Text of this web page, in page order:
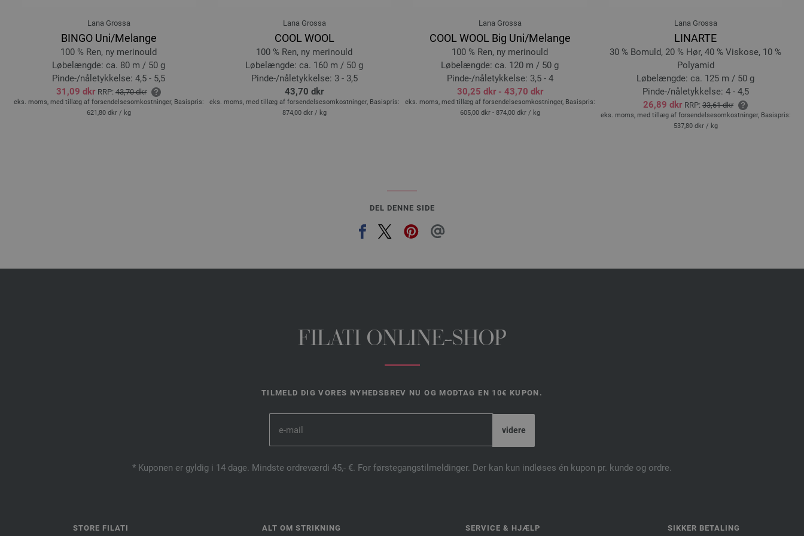
063-olivengrøn | EAN: 4033493227667
064-grangrøn | EAN: 4033493227674
065-brun | EAN: 4033493227681
066-grafit | EAN: 4033493227698
067-akvamarin | EAN: 4033493227704
068-blålilla | EAN: 4033493227711
123-lys turkis | EAN: 4033493397438
124-petrol blå | EAN: 4033493397445
125-apricot | EAN: 4033493397452
126-orkidélila | EAN: 4033493397469
127-blegrosa | EAN: 4033493397476
Lana Grossa
BINGO Uni/Melange
100 % Ren, ny merinould
Løbelængde: ca. 80 m / 50 g
Pinde-/nåletykkelse: 4,5 - 5,5
31,09 dkr RRP: 43,70 dkr
eks. moms, med tillæg af forsendelsesomkostninger, Basispris:
621,80 dkr / kg
Lana Grossa
COOL WOOL
100 % Ren, ny merinould
Løbelængde: ca. 160 m / 50 g
Pinde-/nåletykkelse: 3 - 3,5
43,70 dkr
eks. moms, med tillæg af forsendelsesomkostninger, Basispris:
874,00 dkr / kg
Lana Grossa
COOL WOOL Big Uni/Melange
100 % Ren, ny merinould
Løbelængde: ca. 120 m / 50 g
Pinde-/nåletykkelse: 3,5 - 4
30,25 dkr - 43,70 dkr
eks. moms, med tillæg af forsendelsesomkostninger, Basispris:
605,00 dkr - 874,00 dkr / kg
Lana Grossa
LINARTE
30 % Bomuld, 20 % Hør, 40 % Viskose, 10 %
Polyamid
Løbelængde: ca. 125 m / 50 g
Pinde-/nåletykkelse: 4 - 4,5
26,89 dkr RRP: 33,61 dkr
eks. moms, med tillæg af forsendelsesomkostninger, Basispris:
537,80 dkr / kg
DEL DENNE SIDE
FILATI ONLINE-SHOP
TILMELD DIG VORES NYHEDSBREV NU OG MODTAG EN 10€ KUPON.
* Kuponen er gyldig i 14 dage. Mindste ordreværdi 45,- €. For førstegangstilmeldinger. Der kan kun indløses én kupon pr. kunde og ordre.
STORE FILATI ALT OM STRIKNING SERVICE & HJÆLP SIKKER BETALING